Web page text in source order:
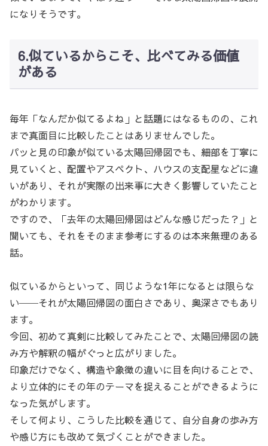
になりそうです。
6.似ているからこそ、比べてみる価値
がある
毎年「なんだか似てるよね」と話題にはなるものの、これ
まで真面目に比較したことはありませんでした。
パッと見の印象が似ている太陽回帰図でも、細部を丁寧に
見ていくと、配置やアスペクト、ハウスの支配星などに違
いがあり、それが実際の出来事に大きく影響していたこと
がわかります。
ですので、「去年の太陽回帰図はどんな感じだった？」と
聞いても、それをそのまま参考にするのは本来無理のある
話。
似ているからといって、同じような1年になるとは限らな
い──それが太陽回帰図の面白さであり、奥深さでもあり
ます。
今回、初めて真剣に比較してみたことで、太陽回帰図の読
み方や解釈の幅がぐっと広がりました。
印象だけでなく、構造や象徴の違いに目を向けることで、
より立体的にその年のテーマを捉えることができるように
なった気がします。
そして何より、こうした比較を通じて、自分自身の歩み方
や感じ方にも改めて気づくことができました。